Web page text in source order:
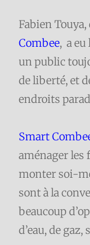
Fabien
Combee, a eu
un public
de liberté, et
endroits
Smart
aménager les
monter soi-
sont à la
beaucoup
d’eau, de